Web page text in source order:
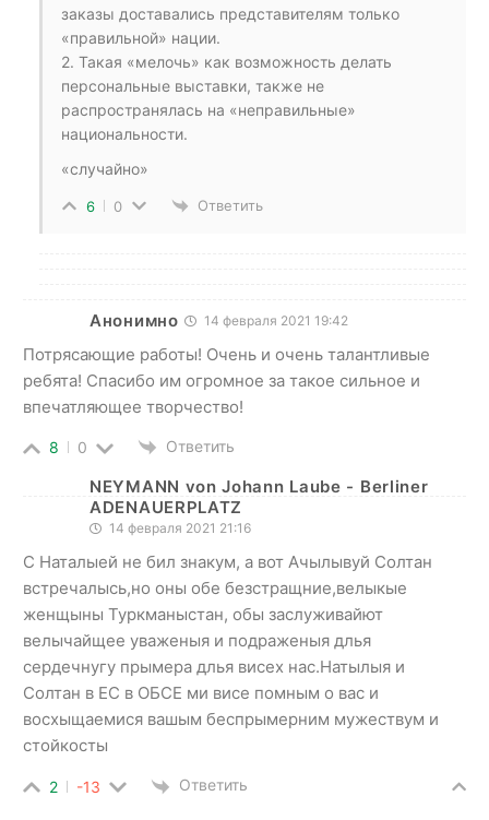
заказы доставались представителям только
«правильной» нации.
2. Такая «мелочь» как возможность делать
персональные выставки, также не
распространялась на «неправильные»
национальности.
«случайно»
6 0 Ответить
Анонимно 14 февраля 2021 19:42
Потрясающие работы! Очень и очень талантливые
ребята! Спасибо им огромное за такое сильное и
впечатляющее творчество!
8 0 Ответить
NEYMANN von Johann Laube - Berliner
ADENAUERPLATZ
14 февраля 2021 21:16
С Наталыей не бил знакум, а вот Ачылывуй Солтан
встречалысь,но оны обе безстращние,велыкые
женщыны Туркманыстан, обы заслуживайют
велычайщее уваженыя и подраженыя длья
сердечнугу прымера длья висех нас.Натылыя и
Солтан в ЕС в ОБСЕ ми висе помным о вас и
восхыщаемися вашым беспрымерним мужествум и
стойкосты
2 -13 Ответить